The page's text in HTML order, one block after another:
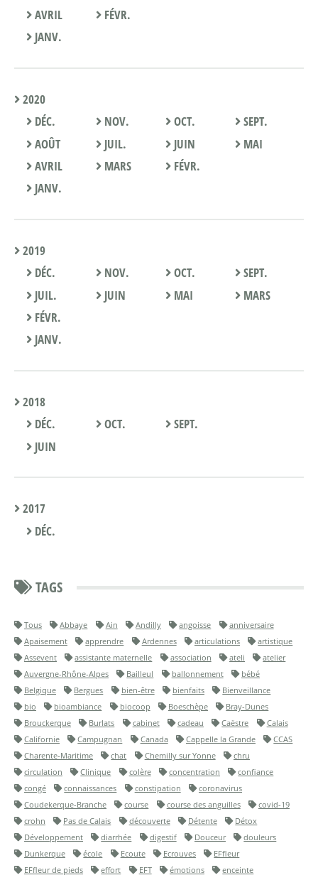
AVRIL
FÉVR.
JANV.
2020
DÉC.
NOV. OCT.
SEPT.
AOÛT
JUIL. JUIN
MAI
AVRIL
MARS
FÉVR.
JANV.
2019
DÉC.
NOV. OCT.
SEPT.
JUIL.
JUIN MAI
MARS
FÉVR.
JANV.
2018
DÉC.
OCT.
SEPT.
JUIN
2017
DÉC.
TAGS
Tous Abbaye Ain Andilly angoisse
anniversaire
Apaisement
apprendre Ardennes articulations
artistique
Assevent
assistante maternelle association ateli
atelier
Auvergne-Rhône-Alpes
Bailleul ballonnement
bébé
Belgique
Bergues bien-être bienfaits
Bienveillance
bio
bioambiance biocoop Boeschèpe
Bray-Dunes
Brouckerque
Burlats cabinet cadeau Caëstre
Calais
Californie
Campugnan Canada Cappelle la Grande
CCAS
Charente-Maritime
chat Chemilly sur Yonne
chru
circulation
Clinique colère concentration
confiance
congé
connaissances constipation
coronavirus
Coudekerque-Branche
course course des anguilles
covid-19
crohn
Pas de Calais découverte Détente
Détox
Développement
diarrhée digestif Douceur
douleurs
Dunkerque
école Ecoute Ecrouves
EFfleur
EFfleur de pieds
effort EFT émotions
enceinte